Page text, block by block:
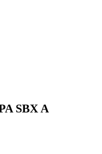
SBX A